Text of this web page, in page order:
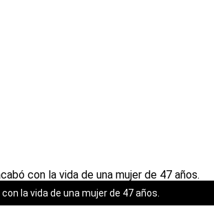
la vida de una mujer de 47 años.